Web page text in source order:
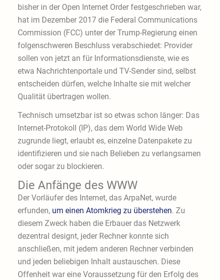
bisher in der Open Internet Order festgeschrieben war,
hat im Dezember 2017 die Federal Communications
Commission (FCC) unter der Trump-Regierung einen
folgenschweren Beschluss verabschiedet: Provider
sollen von jetzt an für Informationsdienste, wie es
etwa Nachrichtenportale und TV-Sender sind, selbst
entscheiden dürfen, welche Inhalte sie mit welcher
Qualität übertragen wollen.
Technisch umsetzbar ist so etwas schon länger: Das
Internet-Protokoll (IP), das dem World Wide Web
zugrunde liegt, erlaubt es, einzelne Datenpakete zu
identifizieren und sie nach Belieben zu verlangsamen
oder sogar zu blockieren.
Die Anfänge des WWW
Der Vorläufer des Internet, das ArpaNet, wurde
erfunden, um einen Atomkrieg zu überstehen. Zu
diesem Zweck haben die Erbauer das Netzwerk
dezentral designt, jeder Rechner konnte sich
anschließen, mit jedem anderen Rechner verbinden
und jeden beliebigen Inhalt austauschen. Diese
Offenheit war eine Voraussetzung für den Erfolg des